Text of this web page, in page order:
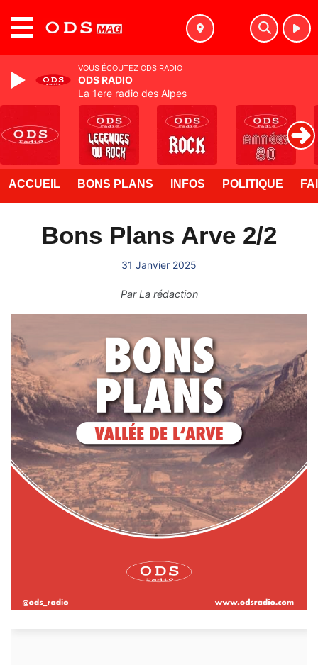
ACCUEIL BONS PLANS INFOS POLITIQUE
Bons Plans Arve 2/2
31 Janvier 2025
ParLa rédaction
VOUS ÉCOUTEZ ODS RADIO
ODS RADIO
La 1ere radio des Alpes